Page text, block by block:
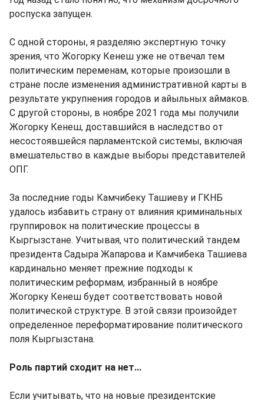
роспуска запущен.
С одной стороны, я разделяю экспертную точку
зрения, что Жогорку Кенеш уже не отвечал тем
политическим переменам, которые произошли в
стране после изменения административной карты в
результате укрупнения городов и айыльных аймаков.
С другой стороны, в ноябре 2021 года мы получили
Жогорку Кенеш, доставшийся в наследство от
несостоявшейся парламентской системы, включая
вмешательство в каждые выборы представителей
ОПГ.
За последние годы Камчибеку Ташиеву и ГКНБ
удалось избавить страну от влияния криминальных
группировок на политические процессы в
Кыргызстане. Учитывая, что политический тандем
президента Садыра Жапарова и Камчибека Ташиева
кардинально меняет прежние подходы к
политическим реформам, избранный в ноябре
Жогорку Кенеш будет соответствовать новой
политической структуре. В этой связи произойдет
определенное переформатирование политического
поля Кыргызстана.
Роль партий сходит на нет...
Если учитывать, что на новые президентские